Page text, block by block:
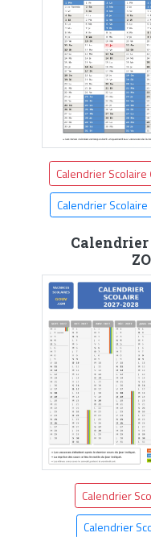
Calendrier Scolaire
Calendrier Scolaire
Calendrier
Calendrier
Calendrier